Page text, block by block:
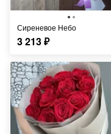
Сиреневое Небо
3 213₽